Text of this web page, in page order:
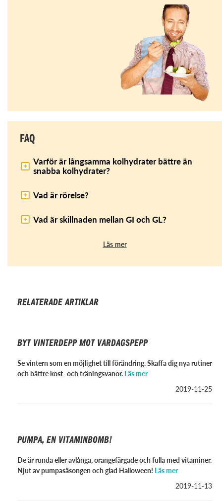
FAQ
Varför är långsamma kolhydrater bättre än
snabba kolhydrater?
Vad är rörelse?
Vad är skillnaden mellan GI och GL?
Läs mer
RELATERADE ARTIKLAR
BYT VINTERDEPP MOT VARDAGSPEPP
Se vintern som en möjlighet till förändring. Skaffa dig nya rutiner
och bättre kost- och träningsvanor. Läs mer
2019-11-25
PUMPA, EN VITAMINBOMB!
De är runda eller avlånga, orangefärgade och fulla med vitaminer.
Njut av pumpasäsongen och glad Halloween! Läs mer
2019-11-13